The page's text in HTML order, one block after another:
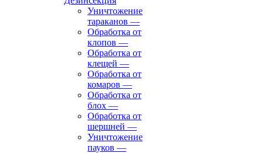
Уничтожение
тараканов —
Обработка от
клопов —
Обработка от
клещей —
Обработка от
комаров —
Обработка от
блох —
Обработка от
шершней —
Уничтожение
пауков —